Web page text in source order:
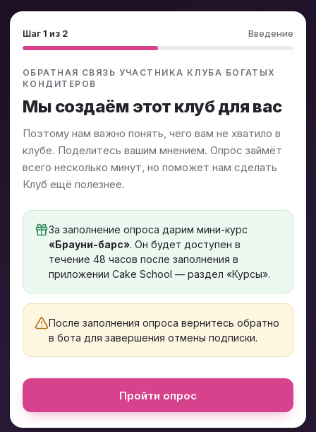
Шаг 1 из 2 Введение
ОБРАТНАЯ СВЯЗЬ УЧАСТНИКА КЛУБА БОГАТЫХ
КОНДИТЕРОВ
Мы создаём этот клуб для вас
Поэтому нам важно понять, чего вам не хватило в
клубе. Поделитесь вашим мнением. Опрос займёт
всего несколько минут, но поможет нам сделать
Клуб ещё полезнее.
За заполнение опроса дарим мини-курс
«Брауни-барс». Он будет доступен в
течение 48 часов после заполнения в
приложении Cake School — раздел «Курсы».
После заполнения опроса вернитесь обратно
в бота для завершения отмены подписки.
Пройти опрос